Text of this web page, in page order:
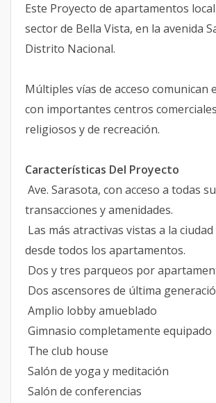
Este Proyecto de apartamentos
sector de Bella Vista, en la avenida
Distrito Nacional.
Múltiples vías de acceso comunican
con importantes centros
religiosos y de recreación.
Características Del Proyecto
Ave. Sarasota, con acceso a todas
transacciones y amenidades.
Las más atractivas vistas a la
desde todos los apartamentos.
Dos y tres parqueos por
Dos ascensores de última
Amplio lobby amueblado
Gimnasio completamente equipado
The club house
Salón de yoga y meditación
Salón de conferencias